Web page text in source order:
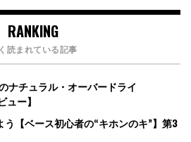
RANKING
読まれている記事
ナチュラル・オーバードライ
ュー】
【ベース初心者の“キホンのキ”】第3